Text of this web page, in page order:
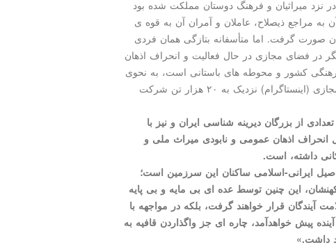
میراثیان و فرهنگ دوستان مملکت شده بود
به مراجع ذیصلاح، عاملان و آمران آن به قوه ی
صورت گرفت. اما متأسفانه بتازگی همان فردی
در فضای مجازی در حال فعالیت و انحراف اذهان
کشور و محوطه های باستانی است، به نحوی
که در بعضی از برنامه های زنده ی وی در فضای مجازی (اینستاگرام) نزدیک به ۲۰ هزار تن شرکت
از بزرگان دیرینه شناسی ایران و نیز با
اذهان عمومی و نابودی میراث ملی و
داشته، است.
ایرانی-اسلامی ساکنان این سرزمین است؛
این چنین توسط عده ای بی مایه و بی پایه
قرار خواهند گرفت، بلکه در مواجهه با
پیش خواهدآمد، چاره ای جز واگذاردن قافیه به
داشت.»